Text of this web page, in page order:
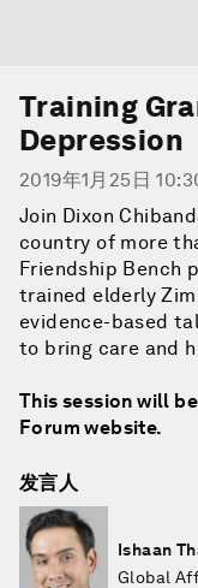
Training
Depression
2019年1月25日
Join Dixon
country of more
Friendship Bench
trained elderly
evidence-based
to bring care and
This session will
Forum website.
发言人
Ishaan
Global